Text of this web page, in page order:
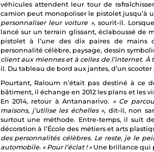
véhicules attendent leur tour de
camion peut monopoliser le pistolet jusqu’à
personnaliser leur voiture », sourit-il.
lancé sur un terrain glissant, éclaboussé de
pistolet à l’une des dix paires de mains
personnalité célèbre, paysage, dessin
client aux miennes et à celles de l’internet.
il. Du tableau de bord aux jantes, d’un
Pourtant, Raloum n’était pas destiné à
bâtiment, il échange en 2012 les plans et les
En 2014, retour à Antananarivo. « Ce
maisons, j’utilise les échelles », dit-il, non
surtout une méthode. Entre-temps, il suit
décoration à l’École des métiers et arts
des personnalités célèbres. Le reste, je le
automobile. « Pour l’éclat ! »Une brillance qui